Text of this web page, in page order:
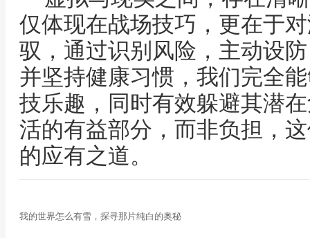
仅体现在战场技巧，更在于
驭，通过识别风险，主动设
并坚持健康习惯，我们完全
技乐趣，同时有效躲避其潜
活的有益部分，而非负担，
的应有之道。
我的世界怎么有雪，探寻那片纯白的奥秘